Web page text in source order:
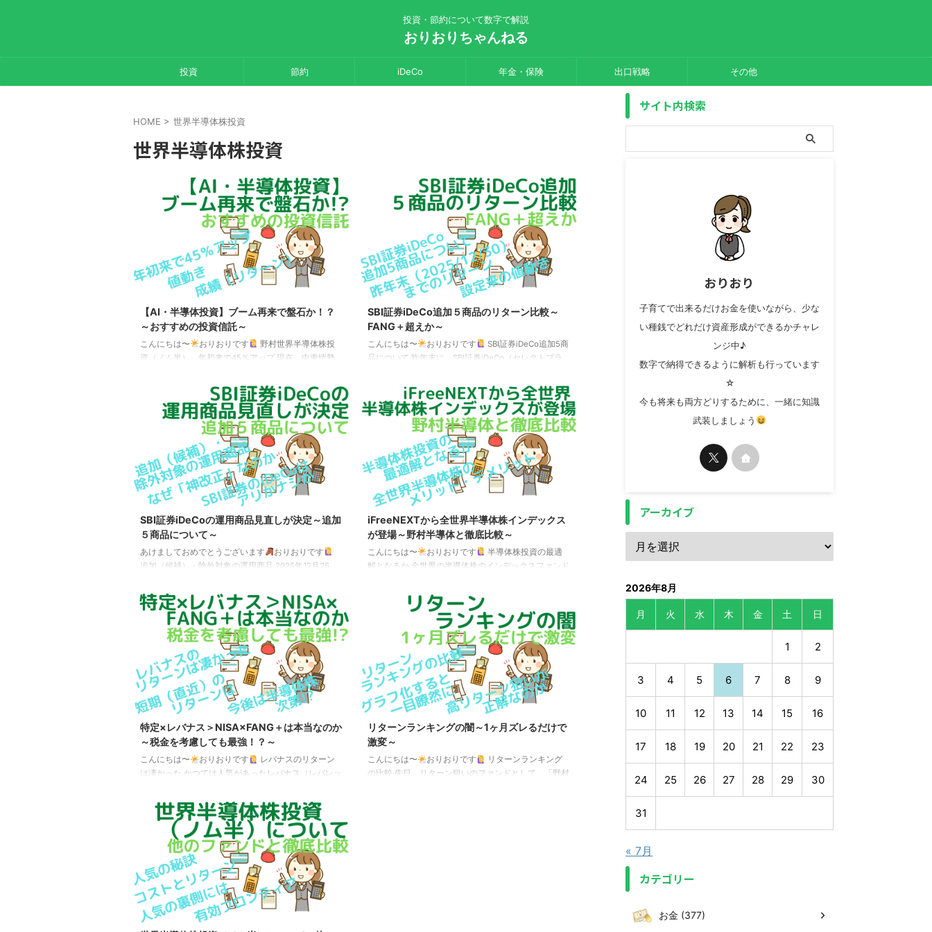
投資・節約について数字で解説
おりおりちゃんねる
投資 節約 iDeCo 年金・保険 出口戦略 その他
HOME > 世界半導体株投資
世界半導体株投資
【AI・半導体投資】ブーム再来で盤石か！？
～おすすめの投資信託～
こんにちは〜 おりおりです
野村世界半導体株投
資（ノム半）、年初来で45％アップ 現在、中東情勢
株に関しては意外と好調で、中でもAI・半導体関連株
は絶好調です。 今年の年初（2026年1月5日）を100と
した場合の現在（2026年5月15日）までの値動き ※
円ベース S&P500 TRNASDAQ100 TRMSCI ACWI TR日
経平均 TRFANG+ゴールド野村世界半導体株投資（分
配金再投資）109.33116.57109.21119 ...
SBI証券iDeCo追加５商品のリターン比較～
FANG＋超えか～
こんにちは〜 おりおりです
SBI証券iDeCo追加5商
品について 昨年末に、SBI証券iDeCo（セレクトプラ
下記の5商品が追加予定ですが、あまり聞き慣れない
ファンドばかりで買いなのか分からない、という人も
多いと思います。 商品名信託報酬（税込）野村世界業
種別投資シリーズ（世界半導体株投資）1.65％WCM世
界成長株厳選ファンド（資産成長型）1.958％イース
トスプリング・インド・コア株式ファンド0.9905％大
和住銀ＤＣ国内株式ファンド1.04 ...
SBI証券iDeCoの運用商品見直しが決定～追加
５商品について～
あけましておめでとうございます
おりおりです
追加（候補）・除外対象の運用商品 2025年12月26
それは、「SBI証券iDeCoセレクトプラン 運用商品見
直し」というものです。 具体的には、下記の5商品が
追加候補、11商品が除外対象となります。（追加のほ
うは「候補」となっているため今後、追加や変更があ
る可能性があります（除外はこちらの11商品から不同
意が成立（後述）した商品を除き、確定と思われま
す） 商品名信託報酬（税込）野村世界業種別投資シリ
...
iFreeNEXTから全世界半導体株インデックス
が登場～野村半導体と徹底比較～
こんにちは〜 おりおりです
半導体株投資の最適
解となるか 全世界の半導体株のインデックスファンド
（世界半導体株投資）」（愛称：ノムハン、ノム半、
野村半導体など）の一択でしたが、 先日、新たに
「iFreeNEXT 全世界半導体株インデックス」が登場し
ました。 全世界半導体株インデックスファンドの比較
iFreeNEXT 全世界半導体株インデックス野村世界業種
別投資シリーズ（世界半導体株投資）運用（委託）会
社大和アセットマネジメント野村アセットマネジメン
...
特定×レバナス＞NISA×FANG＋は本当なのか
～税金を考慮しても最強！？～
こんにちは〜 おりおりです
レバナスのリターン
は凄かった かつては人気があったレバナス（レバレッ
になり、FANG＋やノム半（野村世界業種別投資シリ
ーズ（世界半導体株投資））がその代わりに台頭して
きました。 ですが、一部ではNISAでFANG＋やノム半
を買うよりも、特定でレバナスを買った方が良いので
は無いか、そんな意見も上がっています。 レバレッジ
ファンドと言うと、手数料が高いイメージがあります
が、実はFANG＋やノム半と大差なく、むしろ最 ...
リターンランキングの闇～1ヶ月ズレるだけで
激変～
こんにちは〜 おりおりです
リターンランキング
の比較 先日、リターン狙いのファンドとして、「野村
サイト内検索
おりおり
子育てで出来るだけお金を使いながら、少な
い種銭でどれだけ資産形成ができるかチャレ
ンジ中♪
数字で納得できるように解析も行っています
☆
今も将来も両方どりするために、一緒に知識
武装しましょう
アーカイブ
2026年8月
月 火 水 木 金 土 日
1 2
3 4 5 6 7 8 9
10 11 12 13 14 15 16
17 18 19 20 21 22 23
24 25 26 27 28 29 30
31
« 7月
カテゴリー
お金 (377)